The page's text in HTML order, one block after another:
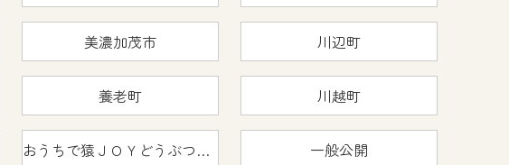
美濃加茂市 川辺町
養老町 川越町
おうちで猿ＪＯＹどうぶつえん 一般公開